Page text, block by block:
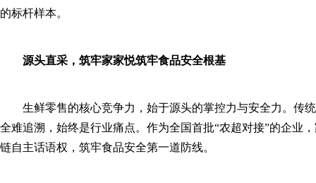
的标杆样本。
源头直采，筑牢家家悦筑牢食品安全根基
生鲜零售的核心竞争力，始于源头的掌控力与安全力。传
全难追溯，始终是行业痛点。作为全国首批“农超对接”的企业
链自主话语权，筑牢食品安全第一道防线。